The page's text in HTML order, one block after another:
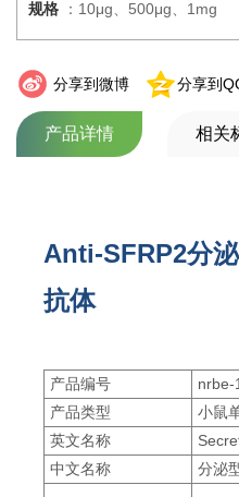
规格 ：10μg、500μg、1mg
分享到微博 分享到
产品详情 相关
Anti-SFRP2分
抗体
产品编号
nrbe-
产品类型
小鼠
英文名称
中文名称
分泌